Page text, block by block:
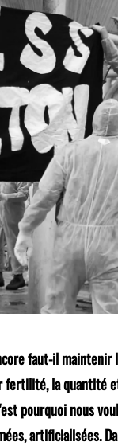
faut-il
la quantité
pourquoi nous
artificialisées.